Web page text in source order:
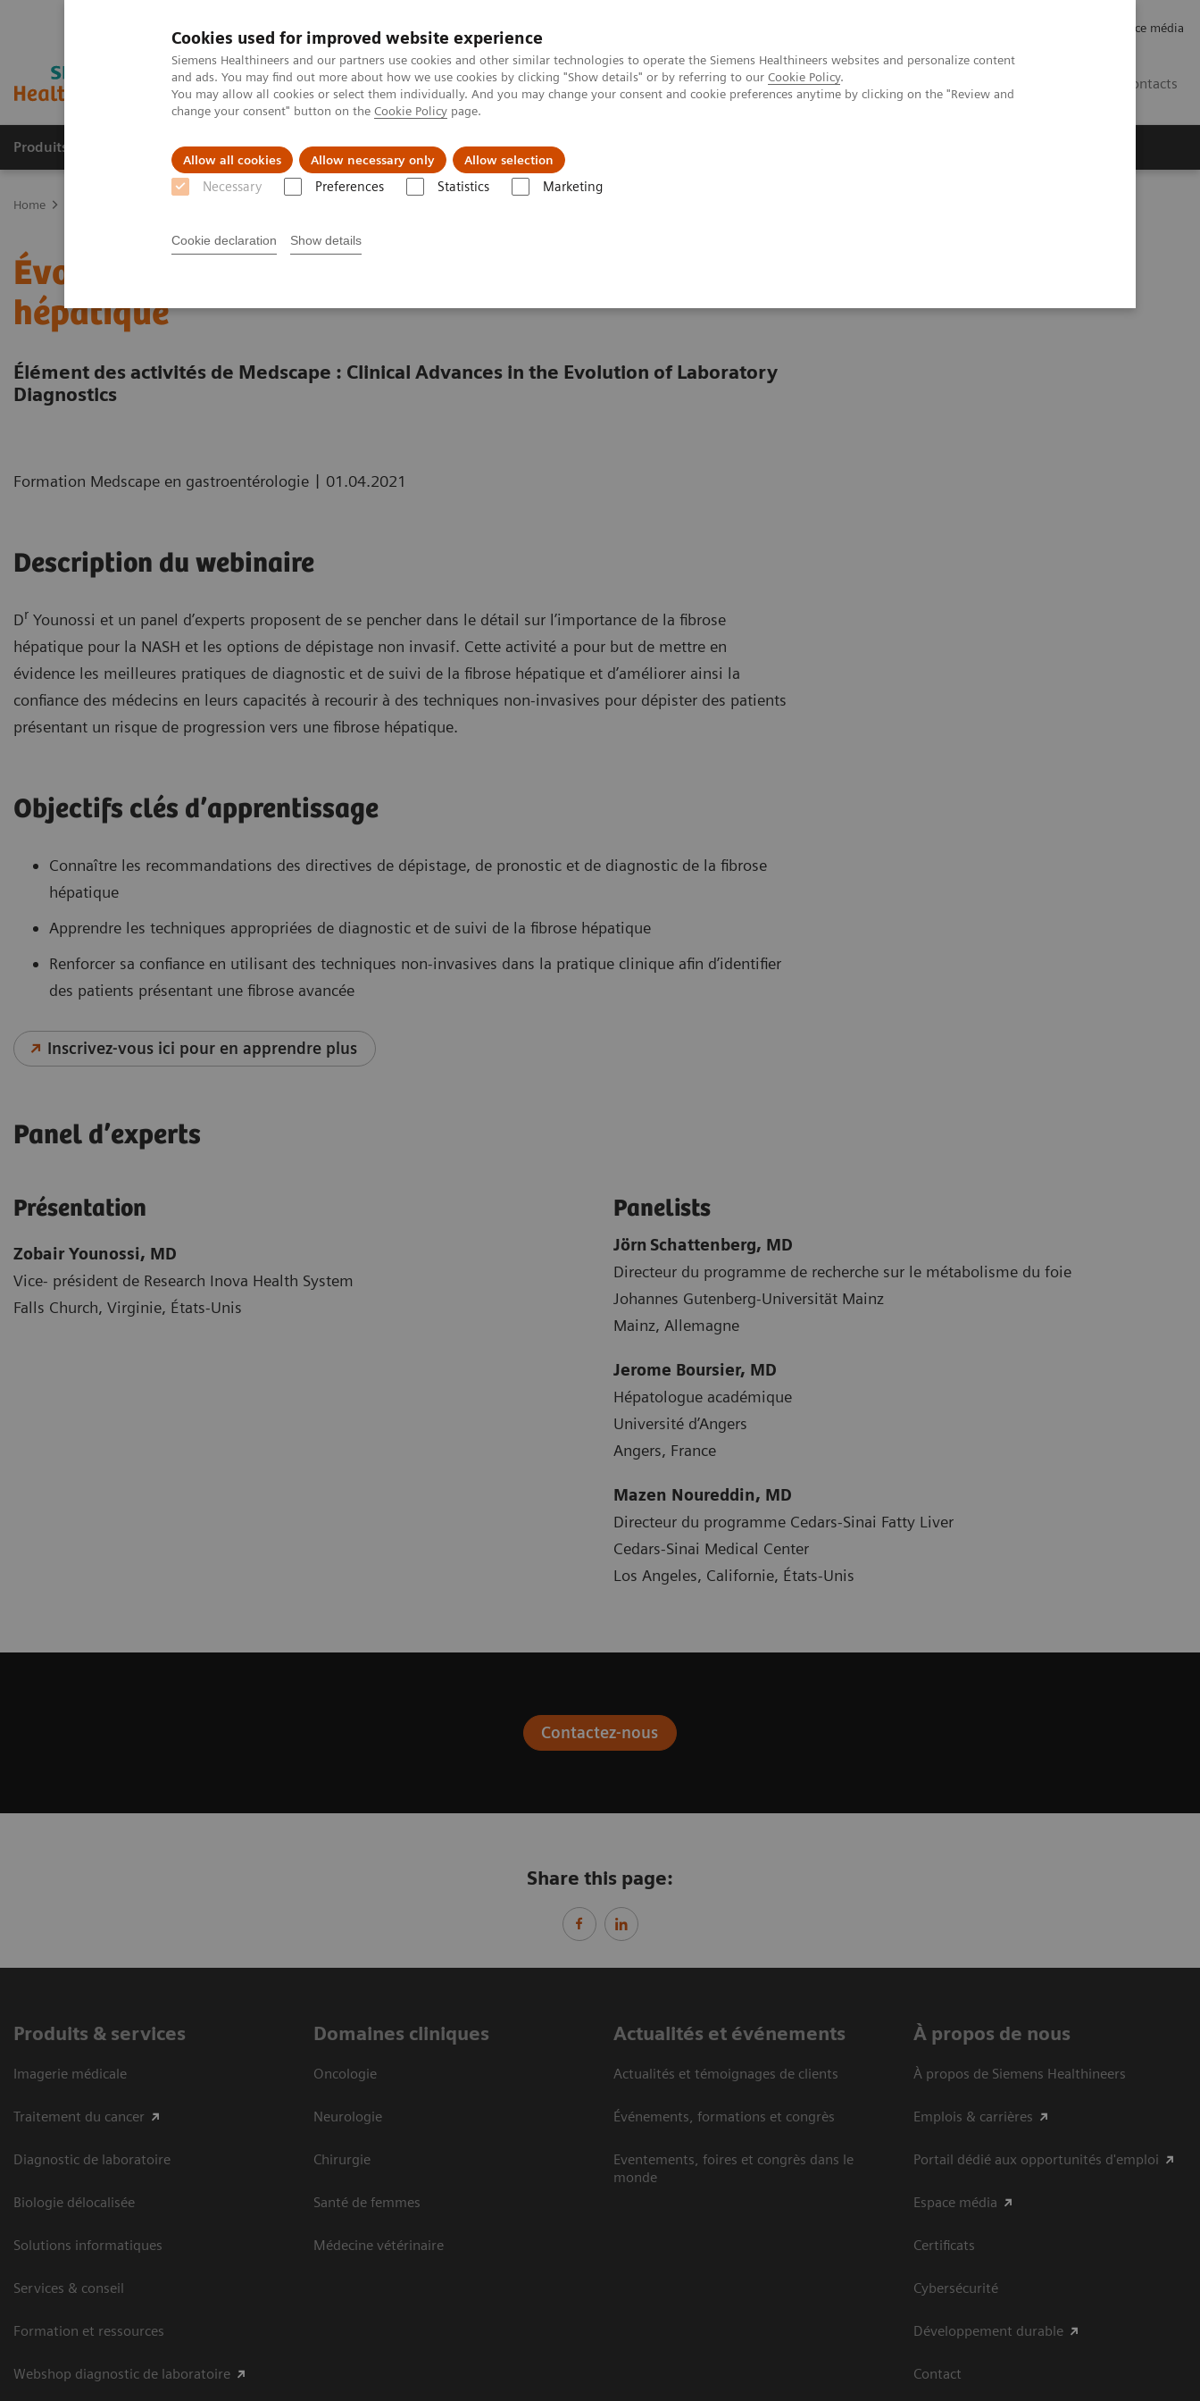
Cookies used for improved website experience
Siemens Healthineers and our partners use cookies and other similar technologies to operate the Siemens Healthineers websites and personalize content
and ads. You may find out more about how we use cookies by clicking "Show details" or by referring to our Cookie Policy.
You may allow all cookies or select them individually. And you may change your consent and cookie preferences anytime by clicking on the "Review and
change your consent" button on the Cookie Policy page.
Allow all cookies Allow necessary only Allow selection
Necessary Preferences Statistics Marketing
Cookie declaration Show details
Espace média
Contacts
Produits & services Domaines cliniques Actualités et événements
Home
Évolution diagnostique et suivi de la fibrose
hépatique
Élément des activités de Medscape : Clinical Advances in the Evolution of Laboratory
Diagnostics
Formation Medscape en gastroentérologie | 01.04.2021
Description du webinaire
Dr Younossi et un panel d’experts proposent de se pencher dans le détail sur l’importance de la fibrose
hépatique pour la NASH et les options de dépistage non invasif. Cette activité a pour but de mettre en
évidence les meilleures pratiques de diagnostic et de suivi de la fibrose hépatique et d’améliorer ainsi la
confiance des médecins en leurs capacités à recourir à des techniques non-invasives pour dépister des patients
présentant un risque de progression vers une fibrose hépatique.
Objectifs clés d’apprentissage
Connaître les recommandations des directives de dépistage, de pronostic et de diagnostic de la fibrose
hépatique
Apprendre les techniques appropriées de diagnostic et de suivi de la fibrose hépatique
Renforcer sa confiance en utilisant des techniques non-invasives dans la pratique clinique afin d’identifier
des patients présentant une fibrose avancée
Inscrivez-vous ici pour en apprendre plus
Panel d’experts
Présentation
Zobair Younossi, MD
Vice- président de Research Inova Health System
Falls Church, Virginie, États-Unis
Panelists
Jörn Schattenberg, MD
Directeur du programme de recherche sur le métabolisme du foie
Johannes Gutenberg-Universität Mainz
Mainz, Allemagne
Jerome Boursier, MD
Hépatologue académique
Université d’Angers
Angers, France
Mazen Noureddin, MD
Directeur du programme Cedars-Sinai Fatty Liver
Cedars-Sinai Medical Center
Los Angeles, Californie, États-Unis
Contactez-nous
Share this page:
Produits & services
Imagerie médicale
Traitement du cancer
Diagnostic de laboratoire
Biologie délocalisée
Solutions informatiques
Services & conseil
Formation et ressources
Webshop diagnostic de laboratoire
Domaines cliniques
Oncologie
Neurologie
Chirurgie
Santé de femmes
Médecine vétérinaire
Actualités et événements
Actualités et témoignages de clients
Événements, formations et congrès
Eventements, foires et congrès dans le
monde
À propos de nous
À propos de Siemens Healthineers
Emplois & carrières
Portail dédié aux opportunités d'emploi
Espace média
Certificats
Cybersécurité
Développement durable
Contact